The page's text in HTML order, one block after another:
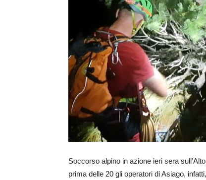
Soccorso alpino in azione ieri sera
prima delle 20 gli operatori di Asiago,